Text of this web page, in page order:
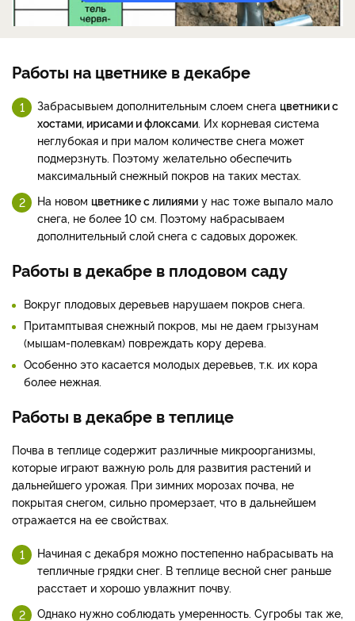
Работы на цветнике в декабре
Забрасывыем дополнительным слоем снега цветники с
хостами, ирисами и флоксами . Их корневая система
неглубокая и при малом количестве снега может
подмерзнуть. Поэтому желательно обеспечить
максимальный снежный покров на таких местах.
На новом цветнике с лилиями у нас тоже выпало мало
снега, не более 10 см. Поэтому набрасываем
дополнительный слой снега с садовых дорожек.
Работы в декабре в плодовом саду
Вокруг плодовых деревьев нарушаем покров снега.
Притамптывая снежный покров, мы не даем грызунам
(мышам-полевкам) повреждать кору дерева.
Особенно это касается молодых деревьев, т.к. их кора
более нежная.
Работы в декабре в теплице
Почва в теплице содержит различные микроорганизмы,
которые играют важную роль для развития растений и
дальнейшего урожая. При зимних морозах почва, не
покрытая снегом, сильно промерзает, что в дальнейшем
отражается на ее свойствах.
Начиная с декабря можно постепенно набрасывать на
тепличные грядки снег. В теплице весной снег раньше
расстает и хорошо увлажнит почву.
Однако нужно соблюдать умеренность. Сугробы так же,